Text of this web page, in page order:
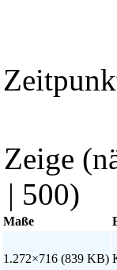
| 500)
Maße
1.272×716 (839 KB)